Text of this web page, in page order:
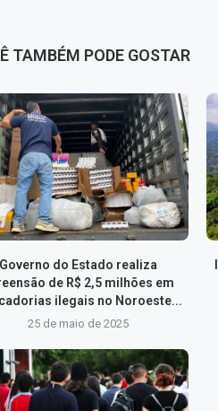
TAMBÉM PODE GOSTAR
Governo do Estado realiza
de R$ 2,5 milhões em
ilegais no Noroeste...
25 de maio de 2025